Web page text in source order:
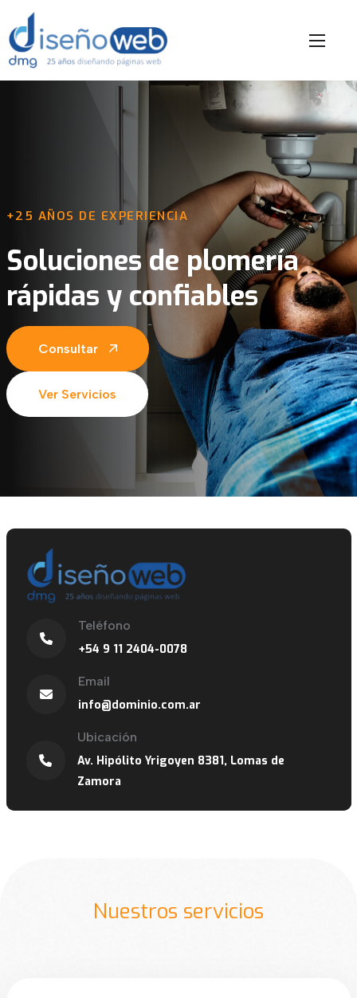
+25 AÑOS DE EXPERIENCIA
Soluciones de plomería
rápidas y confiables
Consultar
Ver Servicios
Teléfono
+54 9 11 2404-0078
Email
info@dominio.com.ar
Ubicación
Av. Hipólito Yrigoyen 8381, Lomas de
Zamora
Nuestros servicios